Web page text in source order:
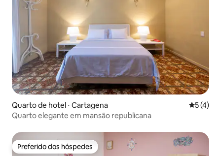
Quarto de hotel ⋅ Cartagena 5 de
5 (4)
Quarto elegante em mansão republicana
Preferido dos hóspedes
Preferido dos hóspedes